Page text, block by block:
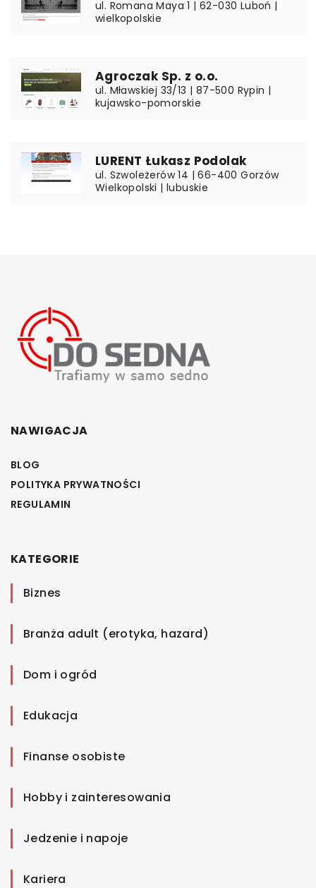
ul. Romana Maya 1 | 62-030 Luboń |
wielkopolskie
Agroczak Sp. z o.o.
ul. Mławskiej 33/13 | 87-500 Rypin |
kujawsko-pomorskie
LURENT Łukasz Podolak
ul. Szwoleżerów 14 | 66-400 Gorzów
Wielkopolski | lubuskie
NAWIGACJA
BLOG
POLITYKA PRYWATNOŚCI
REGULAMIN
KATEGORIE
Biznes
Branża adult (erotyka, hazard)
Dom i ogród
Edukacja
Finanse osobiste
Hobby i zainteresowania
Jedzenie i napoje
Kariera